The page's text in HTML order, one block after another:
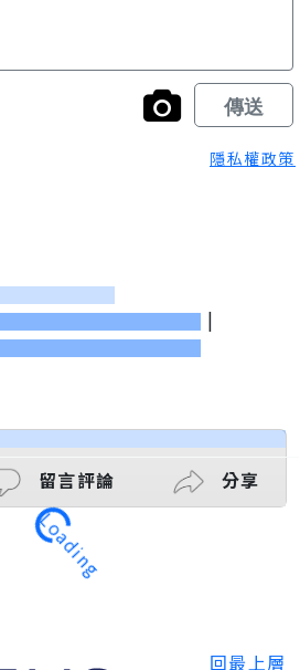
隱私權政策
|
留言評論 分享
Loading
回最上層